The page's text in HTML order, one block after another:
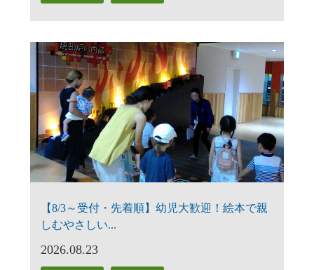
【8/3～受付・先着順】幼児大歓迎！絵本で親
しむやさしい...
2026.08.23